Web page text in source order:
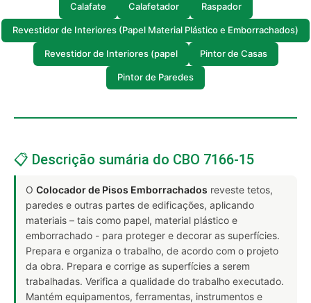
Calafate Calafetador Raspador
Revestidor de Interiores (Papel Material Plástico e Emborrachados)
Revestidor de Interiores (papel Pintor de Casas
Pintor de Paredes
📋 Descrição sumária do CBO 7166-15
O Colocador de Pisos Emborrachados reveste tetos,
paredes e outras partes de edificações, aplicando
materiais – tais como papel, material plástico e
emborrachado - para proteger e decorar as superfícies.
Prepara e organiza o trabalho, de acordo com o projeto
da obra. Prepara e corrige as superfícies a serem
trabalhadas. Verifica a qualidade do trabalho executado.
Mantém equipamentos, ferramentas, instrumentos e